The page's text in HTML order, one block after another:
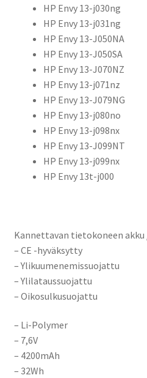
HP Envy 13-j030ng
HP Envy 13-j031ng
HP Envy 13-J050NA
HP Envy 13-J050SA
HP Envy 13-J070NZ
HP Envy 13-j071nz
HP Envy 13-J079NG
HP Envy 13-j080no
HP Envy 13-j098nx
HP Envy 13-J099NT
HP Envy 13-j099nx
HP Envy 13t-j000
Kannettavan tietokoneen akku
– CE -hyväksytty
– Ylikuumenemissuojattu
– Ylilataussuojattu
– Oikosulkusuojattu
– Li-Polymer
– 7,6V
– 4200mAh
– 32Wh